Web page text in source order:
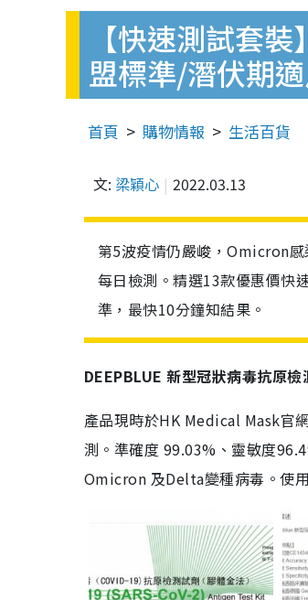
【快速測試套
盟標準/潛伏期
首頁 購物情報 生活百貨
文: 梁穎心 2022.03.13
第5波疫情仍嚴峻，Omicron
每日檢測。精選13款優惠價快
準，最快10分鐘知結果。
DEEPBLUE 新型冠狀病毒抗原檢
產品現時於HK Medical Mask官
測。準確度 99.03%、靈敏度
Omicron 及Delta變種病毒。使